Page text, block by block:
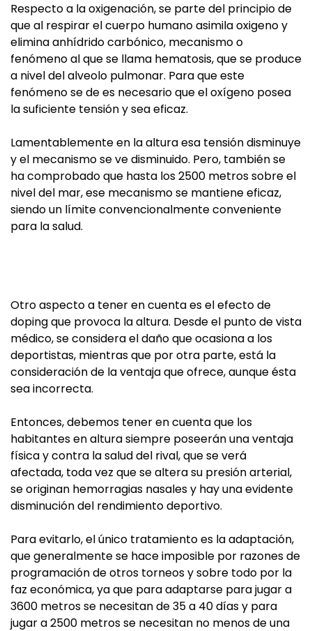
Respecto a la oxigenación, se parte del principio de
que al respirar el cuerpo humano asimila oxigeno y
elimina anhídrido carbónico, mecanismo o
fenómeno al que se llama hematosis, que se produce
a nivel del alveolo pulmonar. Para que este
fenómeno se de es necesario que el oxígeno posea
la suficiente tensión y sea eficaz.
Lamentablemente en la altura esa tensión disminuye
y el mecanismo se ve disminuido. Pero, también se
ha comprobado que hasta los 2500 metros sobre el
nivel del mar, ese mecanismo se mantiene eficaz,
siendo un límite convencionalmente conveniente
para la salud.
Otro aspecto a tener en cuenta es el efecto de
doping que provoca la altura. Desde el punto de vista
médico, se considera el daño que ocasiona a los
deportistas, mientras que por otra parte, está la
consideración de la ventaja que ofrece, aunque ésta
sea incorrecta.
Entonces, debemos tener en cuenta que los
habitantes en altura siempre poseerán una ventaja
física y contra la salud del rival, que se verá
afectada, toda vez que se altera su presión arterial,
se originan hemorragias nasales y hay una evidente
disminución del rendimiento deportivo.
Para evitarlo, el único tratamiento es la adaptación,
que generalmente se hace imposible por razones de
programación de otros torneos y sobre todo por la
faz económica, ya que para adaptarse para jugar a
3600 metros se necesitan de 35 a 40 días y para
jugar a 2500 metros se necesitan no menos de una